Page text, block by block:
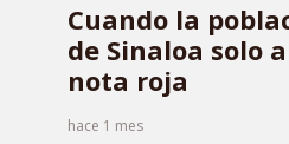
Cuando la
de Sinaloa solo
nota roja
hace 1 mes